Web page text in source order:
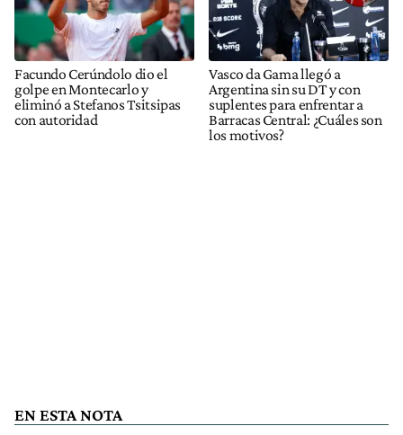
Facundo Cerúndolo dio el
golpe en Montecarlo y
eliminó a Stefanos Tsitsipas
con autoridad
Vasco da Gama llegó a
Argentina sin su DT y con
suplentes para enfrentar a
Barracas Central: ¿Cuáles son
los motivos?
EN ESTA NOTA